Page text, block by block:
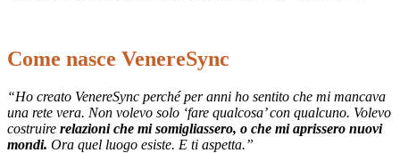
Come nasce VenereSync
“Ho creato VenereSync perché per anni ho sentito che mi mancava
una rete vera. Non volevo solo ‘fare qualcosa’ con qualcuno. Volevo
costruire relazioni che mi somigliassero, o che mi aprissero nuovi
mondi. Ora quel luogo esiste. E ti aspetta.”